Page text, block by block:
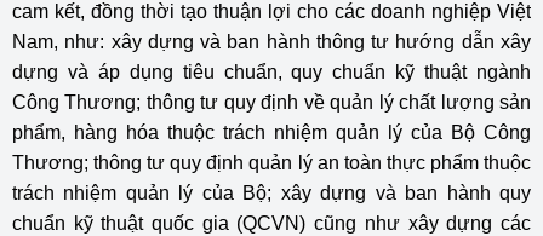
cam kết, đồng thời tạo thuận lợi cho các doanh nghiệp Việt
Nam, như: xây dựng và ban hành thông tư hướng dẫn xây
dựng và áp dụng tiêu chuẩn, quy chuẩn kỹ thuật ngành
Công Thương; thông tư quy định về quản lý chất lượng sản
phẩm, hàng hóa thuộc trách nhiệm quản lý của Bộ Công
Thương; thông tư quy định quản lý an toàn thực phẩm thuộc
trách nhiệm quản lý của Bộ; xây dựng và ban hành quy
chuẩn kỹ thuật quốc gia (QCVN) cũng như xây dựng các